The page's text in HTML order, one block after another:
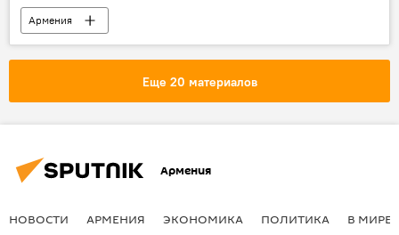
Армения
Еще 20 материалов
Армения
НОВОСТИ АРМЕНИЯ ЭКОНОМИКА ПОЛИТИКА В МИРЕ